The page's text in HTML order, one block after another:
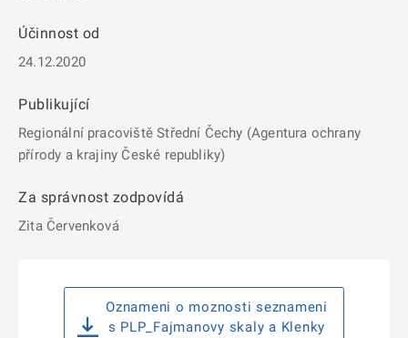
Účinnost od
24.12.2020
Publikující
Regionální pracoviště Střední Čechy (Agentura ochrany
přírody a krajiny České republiky)
Za správnost zodpovídá
Zita Červenková
Oznameni o moznosti seznameni
s PLP_Fajmanovy skaly a Klenky